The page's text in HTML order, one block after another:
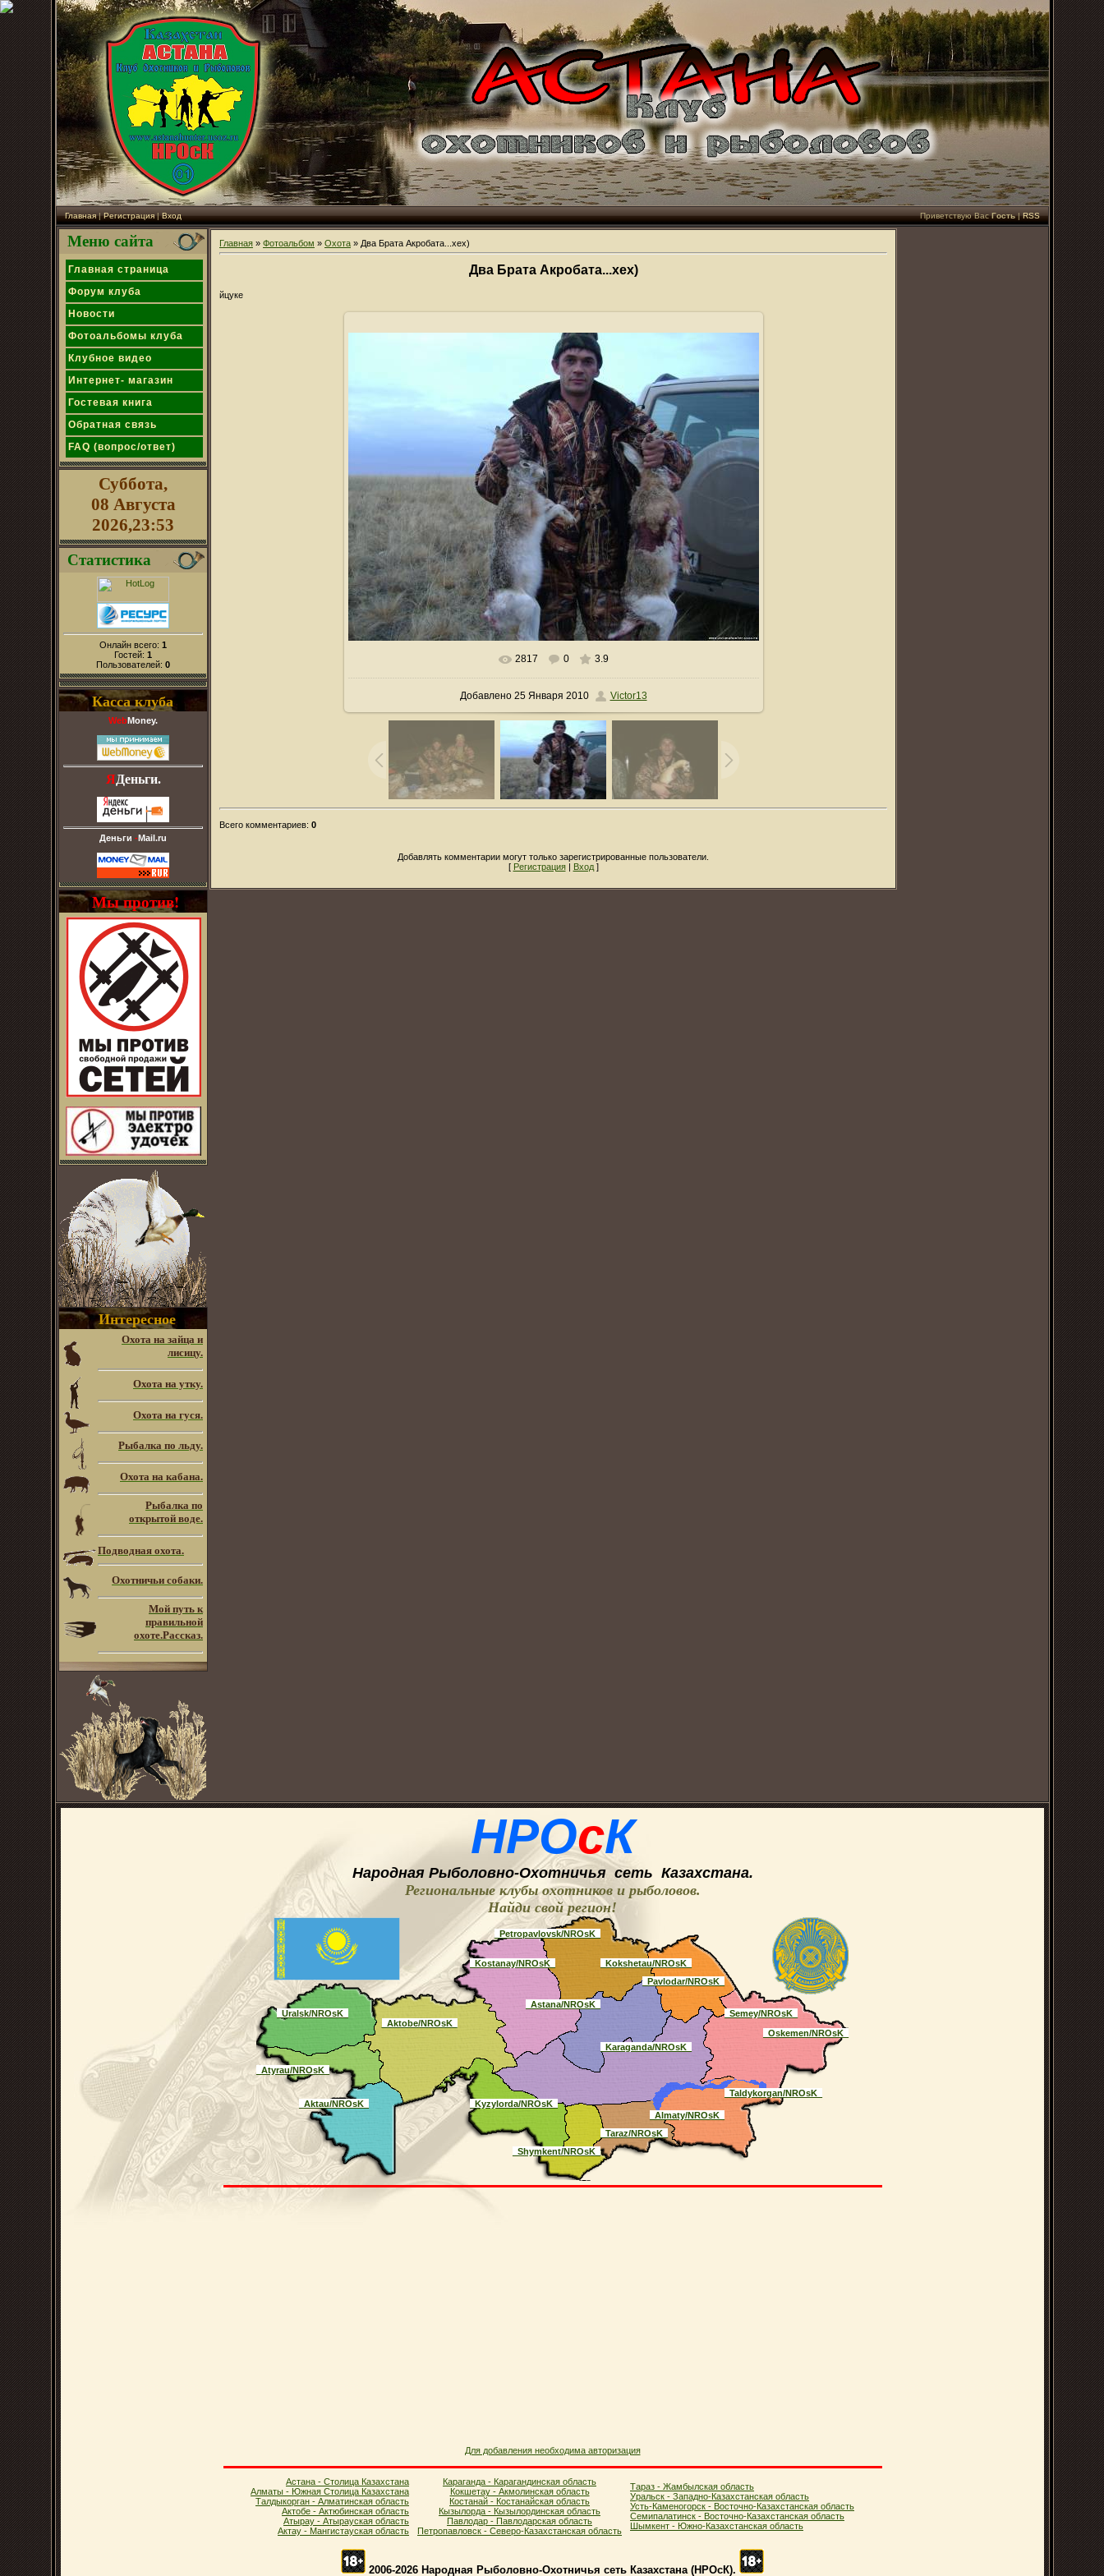
Главная|Регистрация|Вход Приветствую Вас Гость|RSS
Меню сайта
Главная страница
Форум клуба
Новости
Фотоальбомы клуба
Клубное видео
Интернет- магазин
Гостевая книга
Обратная связь
FAQ (вопрос/ответ)
Суббота,
08 Августа
2026,23:53
Статистика
Онлайн всего: 1
Гостей: 1
Пользователей: 0
Касса клуба
WebMoney.
ЯДеньги.
Деньги -Mail.ru
Мы против!
Интересное
Охота на зайца и
лисицу.
Охота на утку.
Охота на гуся.
Рыбалка по льду.
Охота на кабана.
Рыбалка по
открытой воде.
Подводная охота.
Охотничьи собаки.
Мой путь к
правильной
охоте.Рассказ.
Главная » Фотоальбом » Охота » Два Брата Акробата...хех)
Два Брата Акробата...хех)
йцуке
В реальном размере 1500x1125
2817 0 3.9
Добавлено25 Января 2010 Victor13
Всего комментариев: 0
Добавлять комментарии могут только зарегистрированные пользователи.
[ Регистрация| Вход]
НРОсК
Народная Рыболовно-Oхотничья сеть Казахстана.
Региональные клубы охотников и рыболовов.
Найди свой регион!
_Petropavlovsk/NROsK_
_Kostanay/NROsK_
_Kokshetau/NROsK_
_Pavlodar/NROsK_
_Uralsk/NROsK_
_Aktobe/NROsK_
_Astana/NROsK_
_Semey/NROsK_
_Karaganda/NROsK_
_Oskemen/NROsK_
_Atyrau/NROsK_
_Aktau/NROsK_
_Kyzylorda/NROsK_
_Almaty/NROsK_
_Taldykorgan/NROsK_
_Taraz/NROsK_
_Shymkent/NROsK_
Для добавления необходима авторизация
Астана - Столица Казахстана
Алматы - Южная Столица Казахстана
Талдыкорган - Алматинская область
Актобе - Актюбинская область
Атырау - Атырауская область
Актау - Мангистауская область
Караганда - Карагандинская область
Кокшетау - Акмолинская область
Костанай - Костанайская область
Кызылорда - Кызылординская область
Павлодар - Павлодарская область
Петропавловск - Северо-Казахстанская область
Тараз - Жамбылская область
Уральск - Западно-Казахстанская область
Усть-Каменогорск - Восточно-Казахстанская область
Семипалатинск - Восточно-Казахстанская область
Шымкент - Южно-Казахстанская область
2006-2026 Народная Рыболовно-Охотничья сеть Казахстана (НPOcК).